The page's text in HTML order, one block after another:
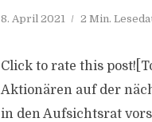
8. April 2021 2 Min.
Click to rate this
Aktionären auf der
in den Aufsichtsrat